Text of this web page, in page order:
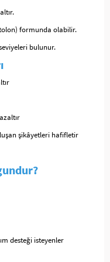
formunda olabilir.
bulunur.
şikâyetleri hafifletir
desteği isteyenler